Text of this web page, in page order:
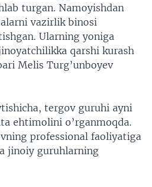
turgan. Namoyishdan
vazirlik binosi
Ularning yoniga
qarshi kurash
Melis Turg’unboyev
tergov guruhi ayni
ehtimolini o’rganmoqda.
professional faoliyatiga
jinoiy guruhlarning